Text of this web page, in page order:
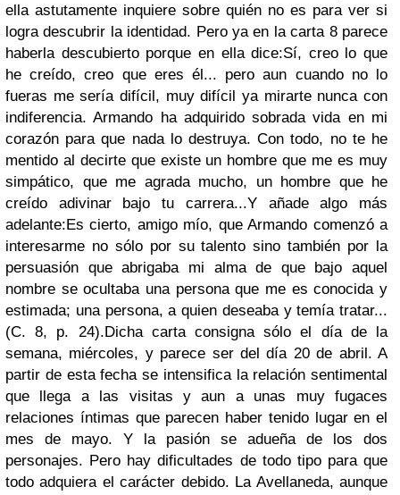
ella astutamente inquiere sobre quién no es para ver si
logra descubrir la identidad. Pero ya en la carta 8 parece
haberla descubierto porque en ella dice:Sí, creo lo que
he creído, creo que eres él... pero aun cuando no lo
fueras me sería difícil, muy difícil ya mirarte nunca con
indiferencia. Armando ha adquirido sobrada vida en mi
corazón para que nada lo destruya. Con todo, no te he
mentido al decirte que existe un hombre que me es muy
simpático, que me agrada mucho, un hombre que he
creído adivinar bajo tu carrera...Y añade algo más
adelante:Es cierto, amigo mío, que Armando comenzó a
interesarme no sólo por su talento sino también por la
persuasión que abrigaba mi alma de que bajo aquel
nombre se ocultaba una persona que me es conocida y
estimada; una persona, a quien deseaba y temía tratar...
(C. 8, p. 24).Dicha carta consigna sólo el día de la
semana, miércoles, y parece ser del día 20 de abril. A
partir de esta fecha se intensifica la relación sentimental
que llega a las visitas y aun a unas muy fugaces
relaciones íntimas que parecen haber tenido lugar en el
mes de mayo. Y la pasión se adueña de los dos
personajes. Pero hay dificultades de todo tipo para que
todo adquiera el carácter debido. La Avellaneda, aunque